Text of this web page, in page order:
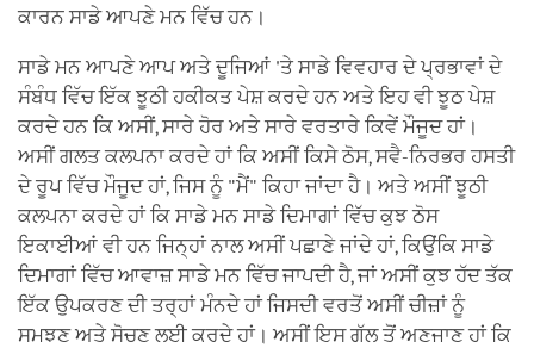
ਕਾਰਨ ਸਾਡੇ ਆਪਣੇ ਮਨ ਵਿੱਚ ਹਨ।
ਸਾਡੇ ਮਨ ਆਪਣੇ ਆਪ ਅਤੇ ਦੂਜਿਆਂ 'ਤੇ ਸਾਡੇ ਵਿਵਹਾਰ ਦੇ ਪ੍ਰਭਾਵਾਂ ਦੇ
ਸੰਬੰਧ ਵਿੱਚ ਇੱਕ ਝੂਠੀ ਹਕੀਕਤ ਪੇਸ਼ ਕਰਦੇ ਹਨ ਅਤੇ ਇਹ ਵੀ ਝੂਠ ਪੇਸ਼
ਕਰਦੇ ਹਨ ਕਿ ਅਸੀਂ, ਸਾਰੇ ਹੋਰ ਅਤੇ ਸਾਰੇ ਵਰਤਾਰੇ ਕਿਵੇਂ ਮੌਜੂਦ ਹਾਂ।
ਅਸੀਂ ਗਲਤ ਕਲਪਨਾ ਕਰਦੇ ਹਾਂ ਕਿ ਅਸੀਂ ਕਿਸੇ ਠੋਸ, ਸਵੈ-ਨਿਰਭਰ ਹਸਤੀ
ਦੇ ਰੂਪ ਵਿੱਚ ਮੌਜੂਦ ਹਾਂ, ਜਿਸ ਨੂੰ "ਮੈਂ" ਕਿਹਾ ਜਾਂਦਾ ਹੈ। ਅਤੇ ਅਸੀਂ ਝੂਠੀ
ਕਲਪਨਾ ਕਰਦੇ ਹਾਂ ਕਿ ਸਾਡੇ ਮਨ ਸਾਡੇ ਦਿਮਾਗਾਂ ਵਿੱਚ ਕੁਝ ਠੋਸ
ਇਕਾਈਆਂ ਵੀ ਹਨ ਜਿਨ੍ਹਾਂ ਨਾਲ ਅਸੀਂ ਪਛਾਣੇ ਜਾਂਦੇ ਹਾਂ, ਕਿਉਂਕਿ ਸਾਡੇ
ਦਿਮਾਗਾਂ ਵਿੱਚ ਆਵਾਜ਼ ਸਾਡੇ ਮਨ ਵਿੱਚ ਜਾਪਦੀ ਹੈ, ਜਾਂ ਅਸੀਂ ਕੁਝ ਹੱਦ ਤੱਕ
ਇੱਕ ਉਪਕਰਣ ਦੀ ਤਰ੍ਹਾਂ ਮੰਨਦੇ ਹਾਂ ਜਿਸਦੀ ਵਰਤੋਂ ਅਸੀਂ ਚੀਜ਼ਾਂ ਨੂੰ
ਸਮਝਣ ਅਤੇ ਸੋਚਣ ਲਈ ਕਰਦੇ ਹਾਂ। ਅਸੀਂ ਇਸ ਗੱਲ ਤੋਂ ਅਣਜਾਣ ਹਾਂ ਕਿ